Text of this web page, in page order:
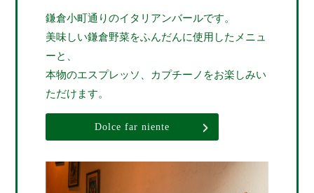
鎌倉小町通りのイタリアンバールです。
美味しい鎌倉野菜をふんだんに使用したメニュ
ーと、
本物のエスプレッソ、カプチーノをお楽しみい
ただけます。
Dolce far niente